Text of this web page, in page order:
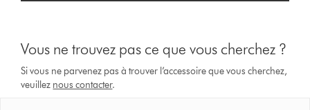
Vous ne trouvez pas ce que vous cherchez ?
Si vous ne parvenez pas à trouver l’accessoire que vous cherchez,
veuillez nous contacter.